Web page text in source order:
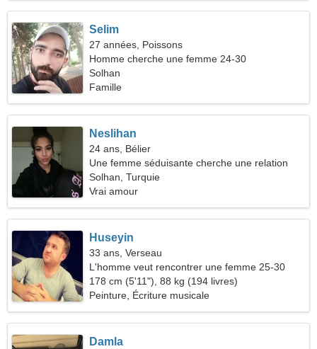
Selim
27 années, Poissons
Homme cherche une femme 24-30
Solhan
Famille
Neslihan
24 ans, Bélier
Une femme séduisante cherche une relation
Solhan, Turquie
Vrai amour
Huseyin
33 ans, Verseau
L'homme veut rencontrer une femme 25-30
178 cm (5'11"), 88 kg (194 livres)
Peinture, Écriture musicale
Damla